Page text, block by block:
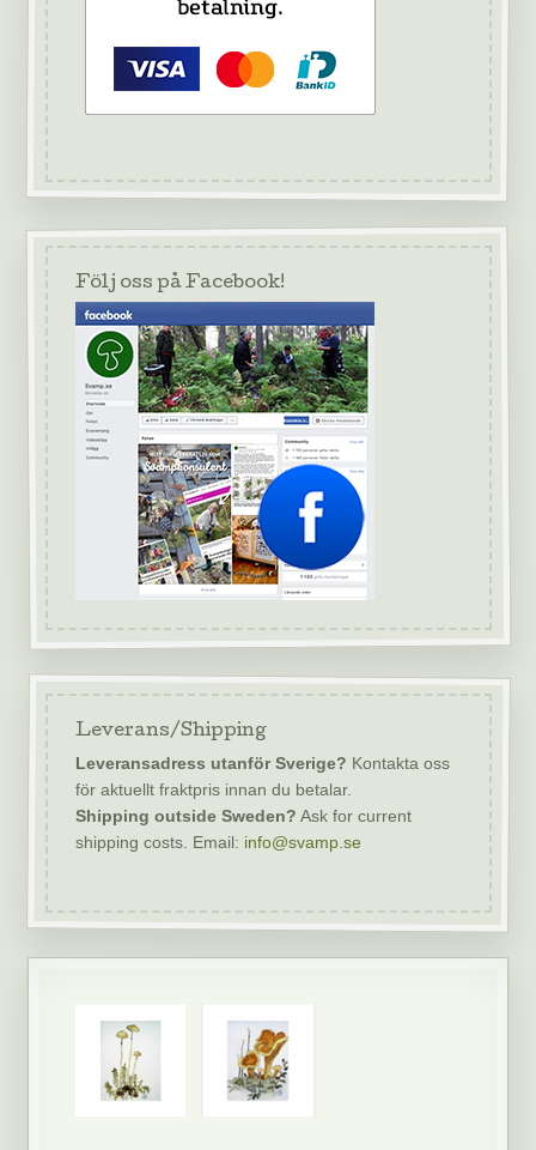
Följ oss på Facebook!
Leverans/Shipping
Leveransadress utanför Sverige? Kontakta oss
för aktuellt fraktpris innan du betalar.
Shipping outside Sweden? Ask for current
shipping costs. Email: info@svamp.se